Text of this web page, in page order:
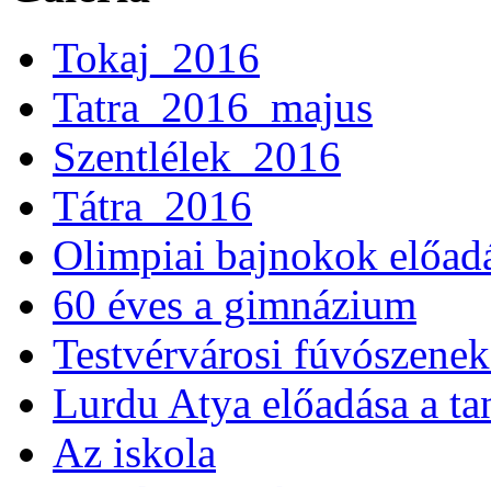
Tokaj_2016
Tatra_2016_majus
Szentlélek_2016
Tátra_2016
Olimpiai bajnokok
60 éves a gimnázium
Testvérvárosi
Lurdu Atya előadása a
Az iskola